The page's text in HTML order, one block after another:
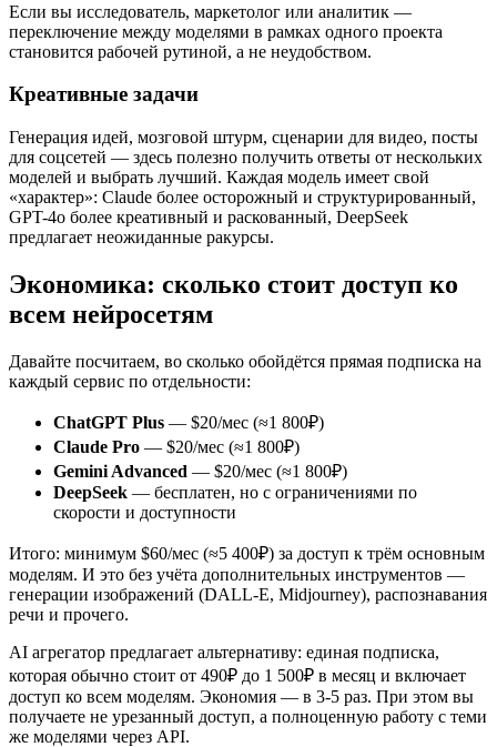
Если вы исследователь, маркетолог или аналитик —
переключение между моделями в рамках одного проекта
становится рабочей рутиной, а не неудобством.
Креативные задачи
Генерация идей, мозговой штурм, сценарии для видео, посты
для соцсетей — здесь полезно получить ответы от нескольких
моделей и выбрать лучший. Каждая модель имеет свой
«характер»: Claude более осторожный и структурированный,
GPT-4o более креативный и раскованный, DeepSeek
предлагает неожиданные ракурсы.
Экономика: сколько стоит доступ ко
всем нейросетям
Давайте посчитаем, во сколько обойдётся прямая подписка на
каждый сервис по отдельности:
ChatGPT Plus — $20/мес (≈1 800₽)
Claude Pro — $20/мес (≈1 800₽)
Gemini Advanced — $20/мес (≈1 800₽)
DeepSeek — бесплатен, но с ограничениями по
скорости и доступности
Итого: минимум $60/мес (≈5 400₽) за доступ к трём основным
моделям. И это без учёта дополнительных инструментов —
генерации изображений (DALL-E, Midjourney), распознавания
речи и прочего.
AI агрегатор предлагает альтернативу: единая подписка,
которая обычно стоит от 490₽ до 1 500₽ в месяц и включает
доступ ко всем моделям. Экономия — в 3-5 раз. При этом вы
получаете не урезанный доступ, а полноценную работу с теми
же моделями через API.